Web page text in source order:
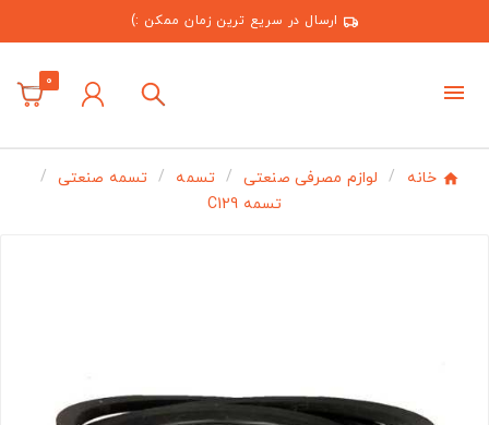
ارسال در سریع ترین زمان ممکن :)
0
خانه لوازم مصرفی صنعتی تسمه
تسمه صنعتی
تسمه C129